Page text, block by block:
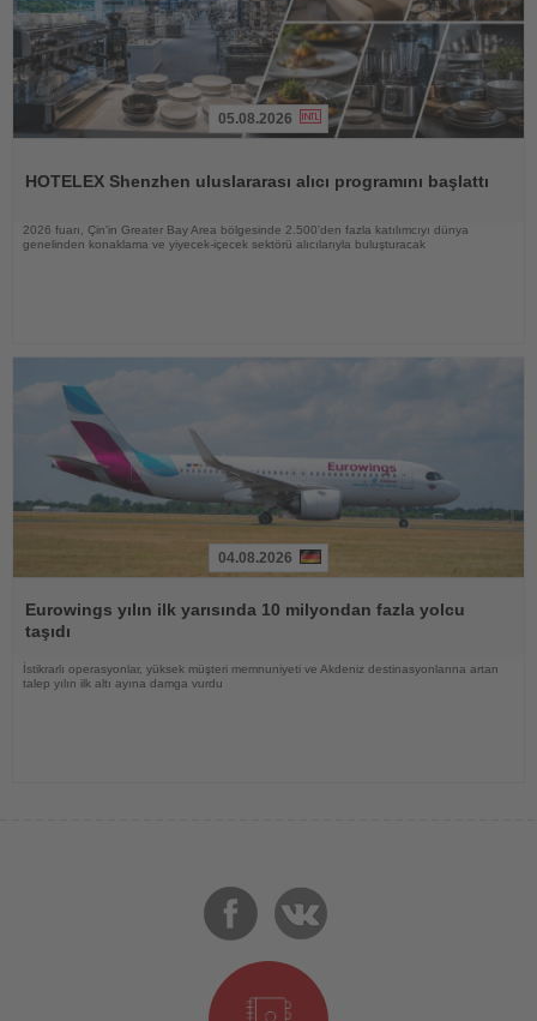
05.08.2026
HOTELEX Shenzhen uluslararası alıcı programını başlattı
2026 fuarı, Çin'in Greater Bay Area bölgesinde 2.500'den fazla katılımcıyı dünya
genelinden konaklama ve yiyecek-içecek sektörü alıcılarıyla buluşturacak
Oku
04.08.2026
Eurowings yılın ilk yarısında 10 milyondan fazla yolcu
taşıdı
İstikrarlı operasyonlar, yüksek müşteri memnuniyeti ve Akdeniz destinasyonlarına artan
talep yılın ilk altı ayına damga vurdu